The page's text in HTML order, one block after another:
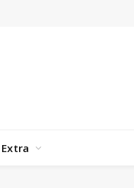
Extra